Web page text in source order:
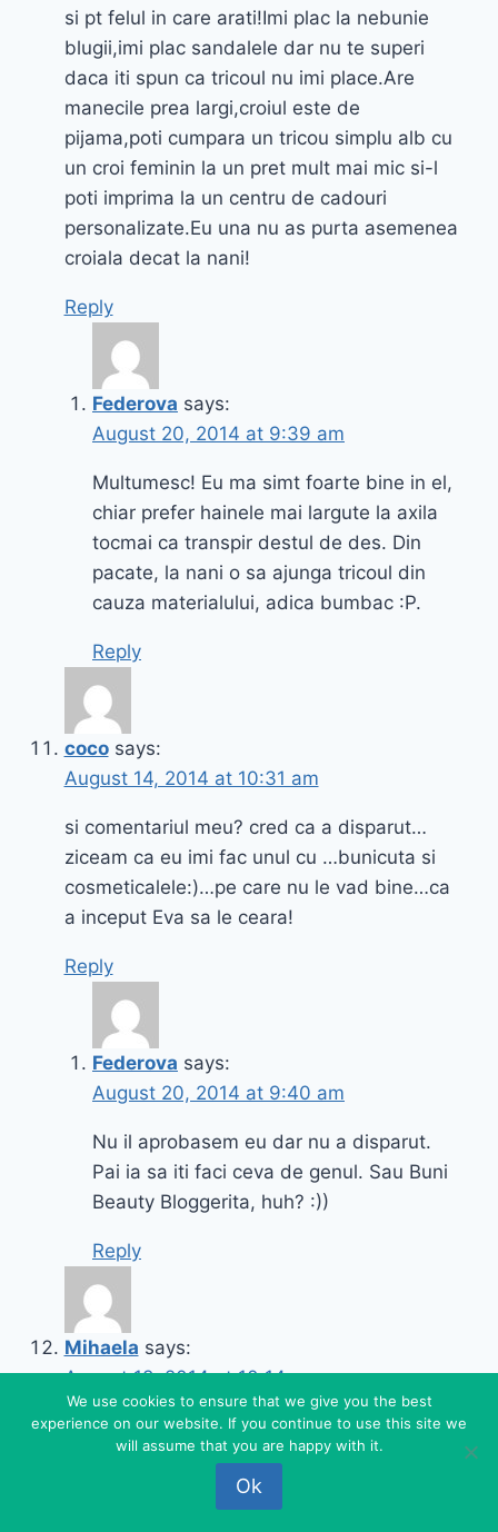
si pt felul in care arati!Imi plac la nebunie
blugii,imi plac sandalele dar nu te superi
daca iti spun ca tricoul nu imi place.Are
manecile prea largi,croiul este de
pijama,poti cumpara un tricou simplu alb cu
un croi feminin la un pret mult mai mic si-l
poti imprima la un centru de cadouri
personalizate.Eu una nu as purta asemenea
croiala decat la nani!
Reply
Federova says:
August 20, 2014 at 9:39 am
Multumesc! Eu ma simt foarte bine in el,
chiar prefer hainele mai largute la axila
tocmai ca transpir destul de des. Din
pacate, la nani o sa ajunga tricoul din
cauza materialului, adica bumbac :P.
Reply
coco says:
August 14, 2014 at 10:31 am
si comentariul meu? cred ca a disparut…
ziceam ca eu imi fac unul cu …bunicuta si
cosmeticalele:)…pe care nu le vad bine…ca
a inceput Eva sa le ceara!
Reply
Federova says:
August 20, 2014 at 9:40 am
Nu il aprobasem eu dar nu a disparut.
Pai ia sa iti faci ceva de genul. Sau Buni
Beauty Bloggerita, huh? :))
Reply
Mihaela says:
August 18, 2014 at 10:14 pm
Cat de tare e tricoul!
We use cookies to ensure that we give you the best
experience on our website. If you continue to use this site we
will assume that you are happy with it.
Ok